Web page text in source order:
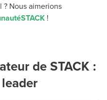
Nous aimerions
!
de STACK :